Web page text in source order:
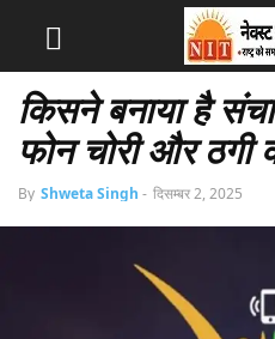
किसने बनाया है
फोन चोरी और
By Shweta Singh - दिसम्बर 2, 2025